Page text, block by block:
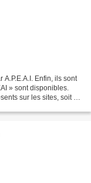
A.P.E.A.I. Enfin, ils sont
» sont disponibles.
sur les sites, soit au